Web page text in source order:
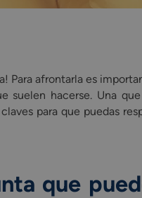
Para afrontarla es
suelen hacerse. Una
para que puedas
que